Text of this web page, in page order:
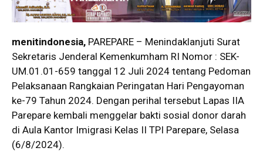
menitindonesia, PAREPARE – Menindaklanjuti Surat
Sekretaris Jenderal Kemenkumham RI Nomor : SEK-
UM.01.01-659 tanggal 12 Juli 2024 tentang Pedoman
Pelaksanaan Rangkaian Peringatan Hari Pengayoman
ke-79 Tahun 2024. Dengan perihal tersebut Lapas IIA
Parepare kembali menggelar bakti sosial donor darah
di Aula Kantor Imigrasi Kelas II TPI Parepare, Selasa
(6/8/2024).